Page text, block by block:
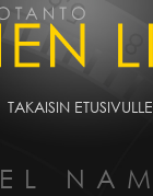
TAKAISIN ETUSIVULLE
EL NAM